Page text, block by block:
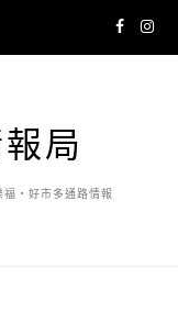
局
・好市多通路情報